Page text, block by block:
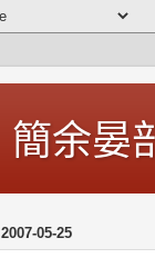
簡余晏
2007-05-25